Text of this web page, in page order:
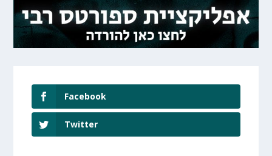
Facebook
Twitter